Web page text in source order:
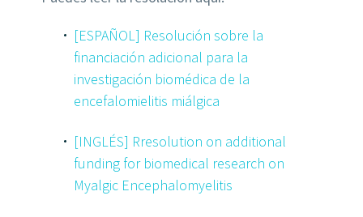
[ESPAÑOL] Resolución sobre la
financiación adicional para la
investigación biomédica de la
encefalomielitis miálgica
[INGLÉS] Rresolution on additional
funding for biomedical research on
Myalgic Encephalomyelitis